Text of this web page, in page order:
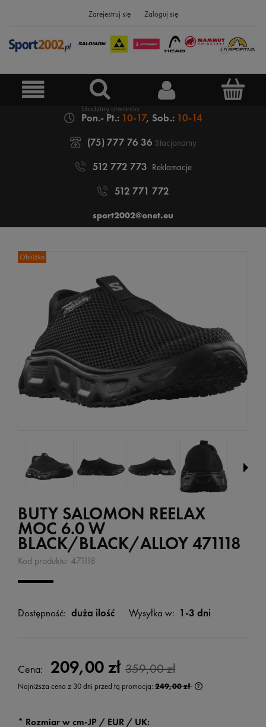
Zarejestruj się Zaloguj się
Pon.- Pt.: 10-17, Sob.: 10-14
(75) 777 76 36 Stacjonarny
512 772 773 Reklamacje
512 771 772
sport2002@onet.eu
Obniżka
BUTY SALOMON REELAX
MOC 6.0 W
BLACK/BLACK/ALLOY 471118
Kod produktu: 471118
Dostępność: duża ilość Wysyłka w: 1-3 dni
Cena: 209,00 zł 359,00 zł
Najniższa cena z 30 dni przed tą promocją: 249,00 zł
* Rozmiar w cm-JP / EUR / UK: